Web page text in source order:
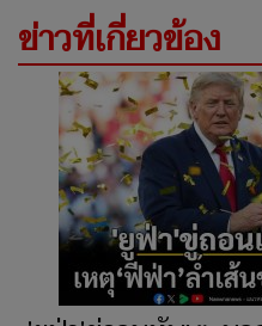
ข่าวที่เกี่ยวข้อง